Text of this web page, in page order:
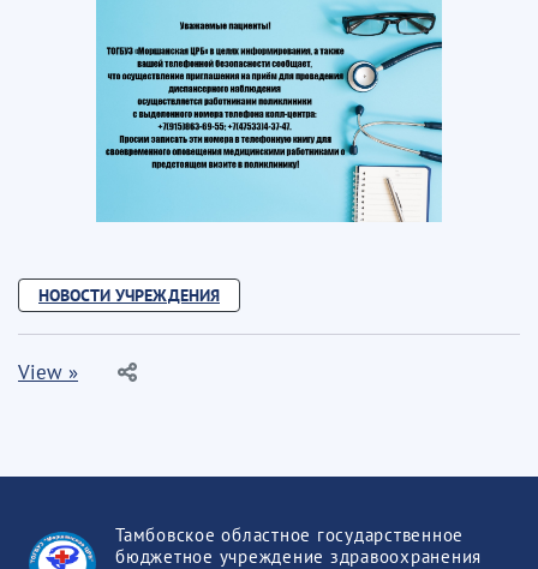
НОВОСТИ УЧРЕЖДЕНИЯ
View »
Тамбовское областное государственное
бюджетное учреждение здравоохранения